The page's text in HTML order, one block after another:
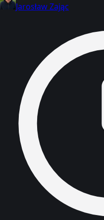
Jarosław Zając